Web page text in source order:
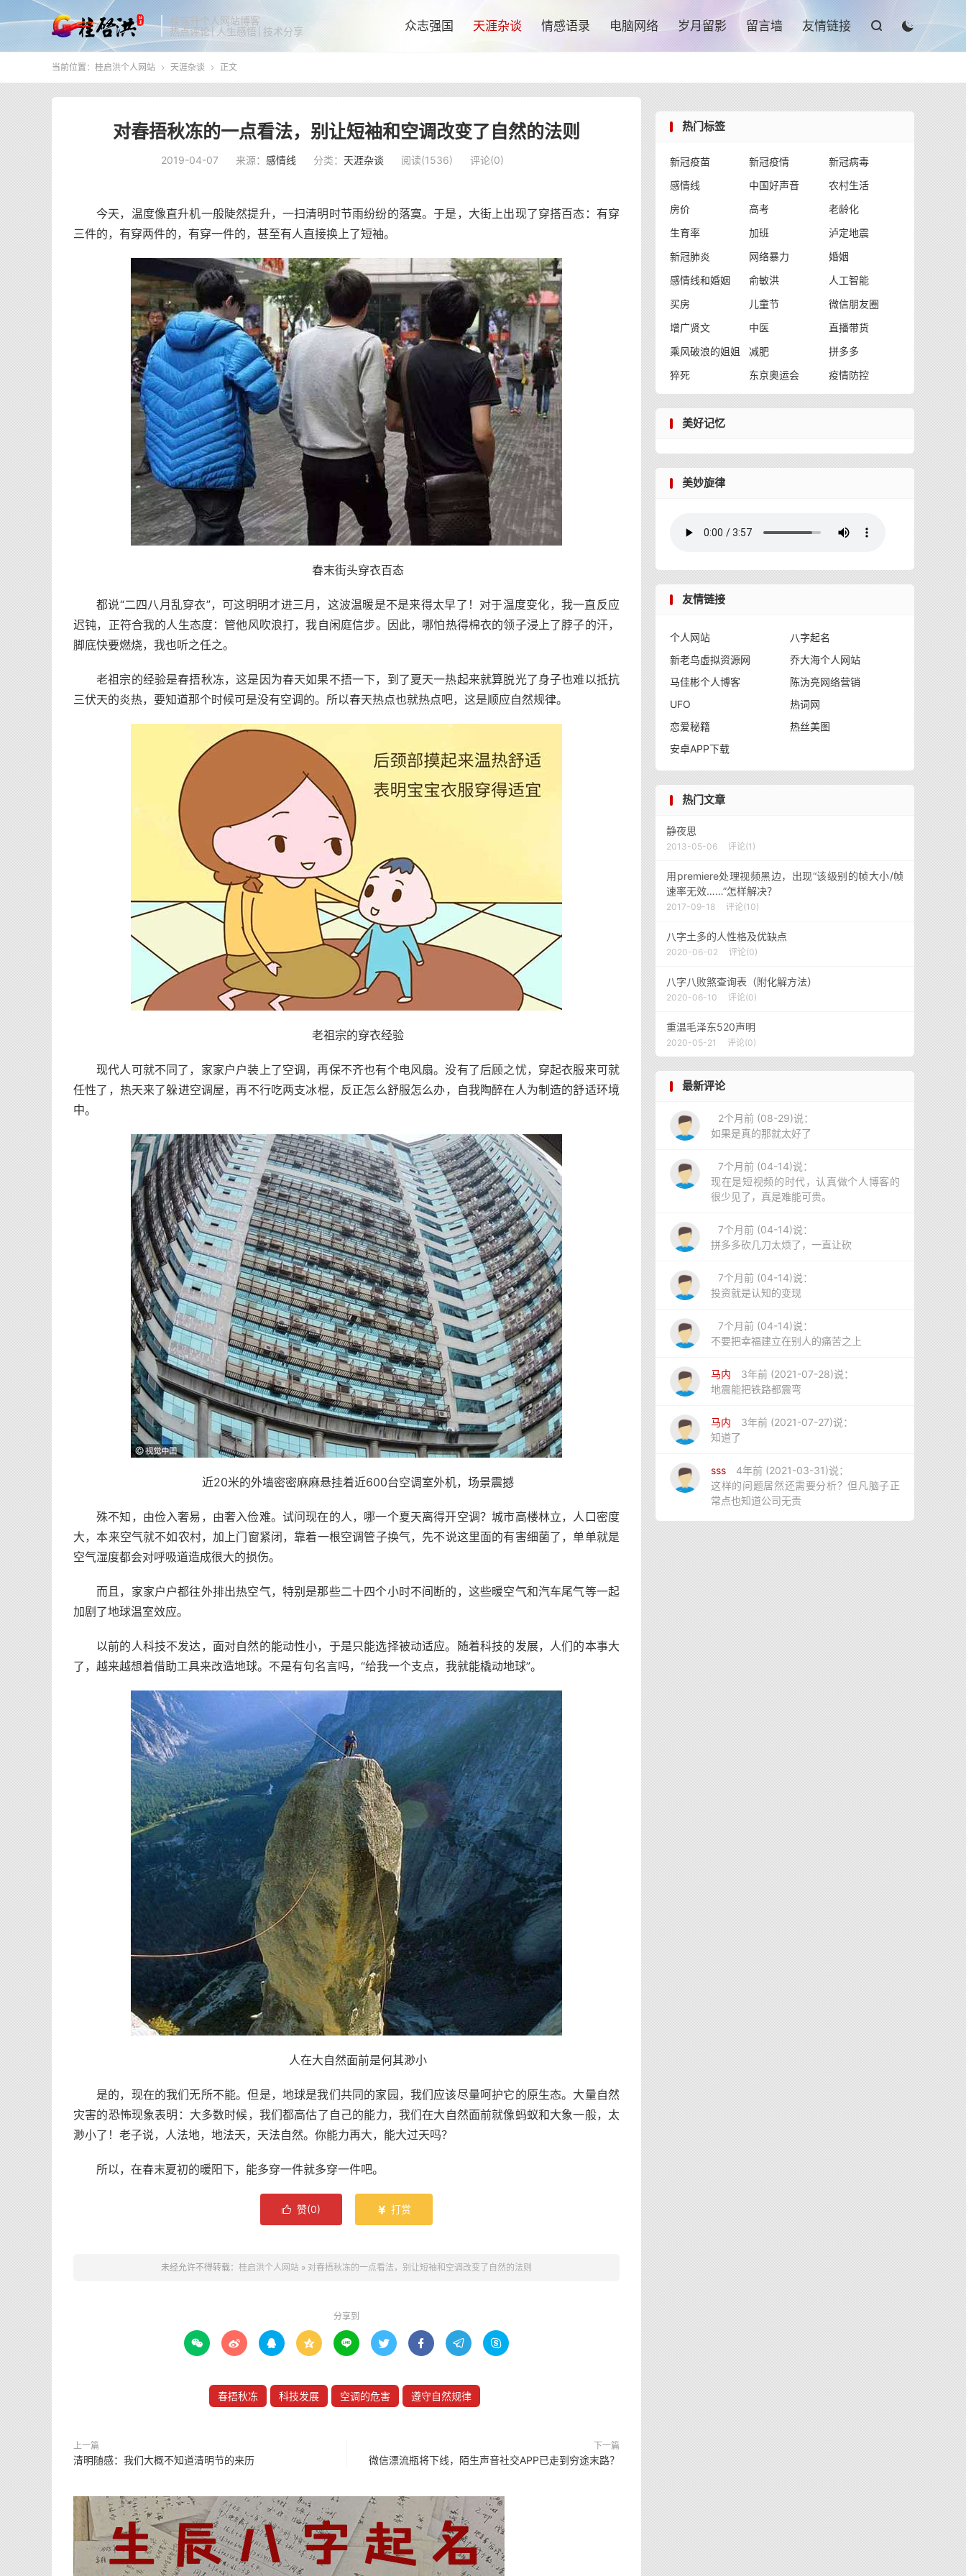
桂铭升个人网站博客
热点评论│人生感悟│技术分享
众志强国 天涯杂谈 情感语录 电脑网络 岁月留影 留言墙 友情链接  
当前位置： 桂启洪个人网站  天涯杂谈  正文
对春捂秋冻的一点看法，别让短袖和空调改变了自然的法则
2019-04-07 来源： 感情线 分类： 天涯杂谈 阅读(1536) 评论(0)
今天，温度像直升机一般陡然提升，一扫清明时节雨纷纷的落寞。于是，大街上出现了穿搭百态：有穿
三件的，有穿两件的，有穿一件的，甚至有人直接换上了短袖。
春末街头穿衣百态
都说“二四八月乱穿衣”，可这明明才进三月，这波温暖是不是来得太早了！对于温度变化，我一直反应
迟钝，正符合我的人生态度：管他风吹浪打，我自闲庭信步。因此，哪怕热得棉衣的领子浸上了脖子的汗，
脚底快要燃烧，我也听之任之。
老祖宗的经验是春捂秋冻，这是因为春天如果不捂一下，到了夏天一热起来就算脱光了身子也难以抵抗
三伏天的炎热，要知道那个时候可是没有空调的。所以春天热点也就热点吧，这是顺应自然规律。
老祖宗的穿衣经验
现代人可就不同了，家家户户装上了空调，再保不齐也有个电风扇。没有了后顾之忧，穿起衣服来可就
任性了，热天来了躲进空调屋，再不行吃两支冰棍，反正怎么舒服怎么办，自我陶醉在人为制造的舒适环境
中。
近20米的外墙密密麻麻悬挂着近600台空调室外机，场景震撼
殊不知，由俭入奢易，由奢入俭难。试问现在的人，哪一个夏天离得开空调？城市高楼林立，人口密度
大，本来空气就不如农村，加上门窗紧闭，靠着一根空调管子换气，先不说这里面的有害细菌了，单单就是
空气湿度都会对呼吸道造成很大的损伤。
而且，家家户户都往外排出热空气，特别是那些二十四个小时不间断的，这些暖空气和汽车尾气等一起
加剧了地球温室效应。
以前的人科技不发达，面对自然的能动性小，于是只能选择被动适应。随着科技的发展，人们的本事大
了，越来越想着借助工具来改造地球。不是有句名言吗，“给我一个支点，我就能橇动地球”。
人在大自然面前是何其渺小
是的，现在的我们无所不能。但是，地球是我们共同的家园，我们应该尽量呵护它的原生态。大量自然
灾害的恐怖现象表明：大多数时候，我们都高估了自己的能力，我们在大自然面前就像蚂蚁和大象一般，太
渺小了！老子说，人法地，地法天，天法自然。你能力再大，能大过天吗？
所以，在春末夏初的暖阳下，能多穿一件就多穿一件吧。
 赞(0)  打赏
未经允许不得转载： 桂启洪个人网站 » 对春捂秋冻的一点看法，别让短袖和空调改变了自然的法则
分享到
        
春捂秋冻 科技发展 空调的危害 遵守自然规律
上一篇
清明随感：我们大概不知道清明节的来历
下一篇
微信漂流瓶将下线，陌生声音社交APP已走到穷途末路？
热门标签
新冠疫苗 新冠疫情
新冠病毒
感情线
中国好声音
农村生活
房价
高考
老龄化
生育率
加班
泸定地震
新冠肺炎
网络暴力
婚姻
感情线和婚姻
俞敏洪
人工智能
买房
儿童节
微信朋友圈
增广贤文
中医
直播带货
乘风破浪的姐姐
减肥
拼多多
猝死
东京奥运会 疫情防控
美好记忆
美妙旋律
友情链接
个人网站
八字起名
新老鸟虚拟资源网
乔大海个人网站
马佳彬个人博客
陈沩亮网络营销
UFO
热词网
恋爱秘籍
热丝美图
安卓APP下载
热门文章
静夜思
2013-05-06 评论(1)
用premiere处理视频黑边，出现“该级别的帧大小/帧
速率无效……”怎样解决？
2017-09-18 评论(10)
八字土多的人性格及优缺点
2020-06-02 评论(0)
八字八败煞查询表（附化解方法）
2020-06-10 评论(0)
重温毛泽东520声明
2020-05-21 评论(0)
最新评论
2个月前 (08-29)说：
如果是真的那就太好了
7个月前 (04-14)说：
现在是短视频的时代，认真做个人博客的
很少见了，真是难能可贵。
7个月前 (04-14)说：
拼多多砍几刀太烦了，一直让砍
7个月前 (04-14)说：
投资就是认知的变现
7个月前 (04-14)说：
不要把幸福建立在别人的痛苦之上
马内
3年前 (2021-07-28)说：
地震能把铁路都震弯
马内
3年前 (2021-07-27)说：
知道了
sss
4年前 (2021-03-31)说：
这样的问题居然还需要分析？但凡脑子正
常点也知道公司无责